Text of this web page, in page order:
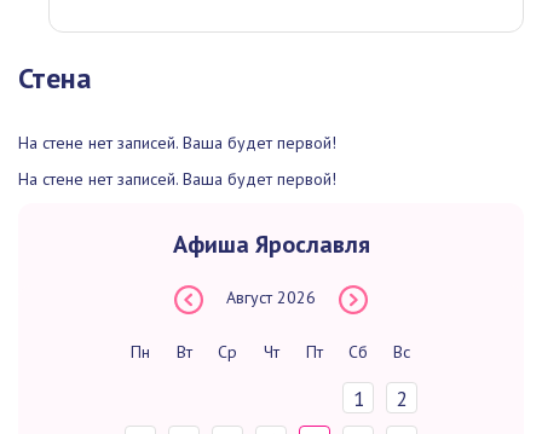
Стена
На стене нет записей. Ваша будет первой!
На стене нет записей. Ваша будет первой!
Афиша Ярославля
Август 2026
Пн Вт Ср Чт Пт Сб Вс
1
2